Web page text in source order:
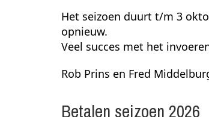
Het seizoen duurt t/m 3
opnieuw.
Veel succes met het
Rob Prins en Fred
Betalen seizoen 2026